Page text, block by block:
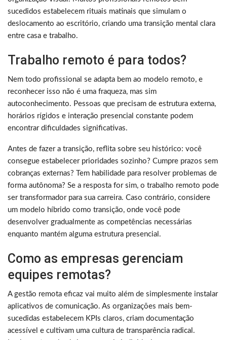
sucedidos estabelecem rituais matinais que simulam o
deslocamento ao escritório, criando uma transição mental clara
entre casa e trabalho.
Trabalho remoto é para todos?
Nem todo profissional se adapta bem ao modelo remoto, e
reconhecer isso não é uma fraqueza, mas sim
autoconhecimento. Pessoas que precisam de estrutura externa,
horários rígidos e interação presencial constante podem
encontrar dificuldades significativas.
Antes de fazer a transição, reflita sobre seu histórico: você
consegue estabelecer prioridades sozinho? Cumpre prazos sem
cobranças externas? Tem habilidade para resolver problemas de
forma autônoma? Se a resposta for sim, o trabalho remoto pode
ser transformador para sua carreira. Caso contrário, considere
um modelo híbrido como transição, onde você pode
desenvolver gradualmente as competências necessárias
enquanto mantém alguma estrutura presencial.
Como as empresas gerenciam
equipes remotas?
A gestão remota eficaz vai muito além de simplesmente instalar
aplicativos de comunicação. As organizações mais bem-
sucedidas estabelecem KPIs claros, criam documentação
acessível e cultivam uma cultura de transparência radical.